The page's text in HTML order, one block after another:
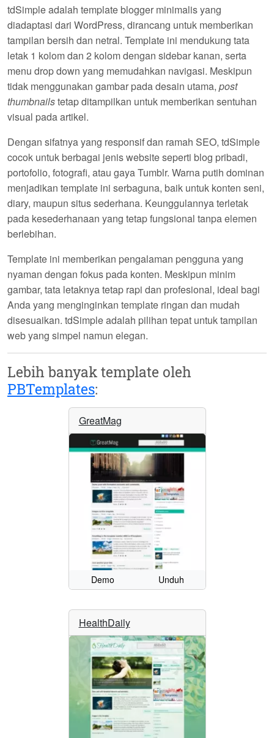
tdSimpleadalah template blogger minimalis yang
diadaptasi dari WordPress, dirancang untuk memberikan
tampilan bersih dan netral. Template ini mendukung tata
letak 1 kolom dan 2 kolom dengan sidebar kanan, serta
menu drop down yang memudahkan navigasi. Meskipun
tidak menggunakan gambar pada desain utama, post
thumbnailstetap ditampilkan untuk memberikan sentuhan
visual pada artikel.
Dengan sifatnya yang responsif dan ramah SEO, tdSimple
cocok untuk berbagai jenis website seperti blog pribadi,
portofolio, fotografi, atau gaya Tumblr. Warna putih dominan
menjadikan template ini serbaguna, baik untuk konten seni,
diary, maupun situs sederhana. Keunggulannya terletak
pada kesederhanaan yang tetap fungsional tanpa elemen
berlebihan.
Template ini memberikan pengalaman pengguna yang
nyaman dengan fokus pada konten. Meskipun minim
gambar, tata letaknya tetap rapi dan profesional, ideal bagi
Anda yang menginginkan template ringan dan mudah
disesuaikan. tdSimpleadalah pilihan tepat untuk tampilan
web yang simpel namun elegan.
Lebih banyak template oleh
PBTemplates:
GreatMag
Demo Unduh
HealthDaily